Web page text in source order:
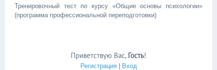
Тренировочный тест по курсу «Общие основы психологии»
(программа профессиональной переподготовки)
Приветствую Вас, Гость!
Регистрация| Вход